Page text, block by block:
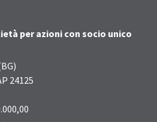
per azioni con socio unico
24125